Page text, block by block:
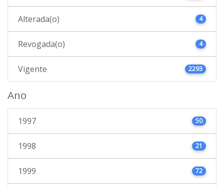
Alterada(o) 4
Revogada(o) 4
Vigente 2293
Ano
1997 50
1998 21
1999 72